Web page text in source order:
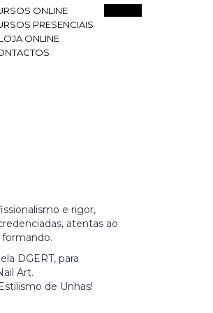
ONLINE
PRESENCIAIS
LOJA ONLINE
e rigor,
atentas ao
DGERT, para
Art.
de Unhas!